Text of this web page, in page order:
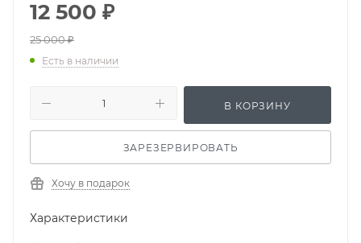
12 500 ₽
25 000₽
Есть в наличии
В КОРЗИНУ
ЗАРЕЗЕРВИРОВАТЬ
Хочу в подарок
Характеристики